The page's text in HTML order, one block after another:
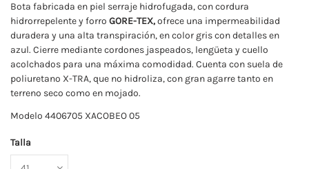
Bota fabricada en piel serraje hidrofugada, con cordura
hidrorrepelente y forro GORE-TEX,ofrece una impermeabilidad
duradera y una alta transpiración, en color gris con detalles en
azul. Cierre mediante cordones jaspeados, lengüeta y cuello
acolchados para una máxima comodidad. Cuenta con suela de
poliuretano X-TRA, que no hidroliza, con gran agarre tanto en
terreno seco como en mojado.
Modelo 4406705 XACOBEO 05
Talla